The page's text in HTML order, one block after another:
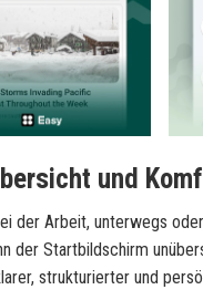
und
der Arbeit, unterwegs
der Startbildschirm
strukturierter und